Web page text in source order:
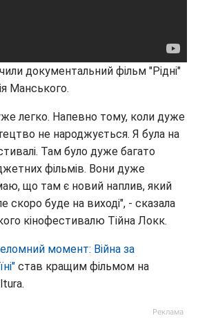
документальний фільм "Рідні"
Манського.
легко. Напевно тому, коли дуже
не народжується. Я була на
Там було дуже багато
фільмів. Вони дуже
що там є новий наплив, який
скоро буде на виході", - сказала
кінофестивалю Тійна Локк.
момент: Війна за
став кращим фільмом на